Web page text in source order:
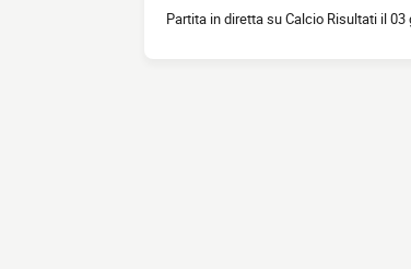
Partita in diretta su Calcio Risultati il